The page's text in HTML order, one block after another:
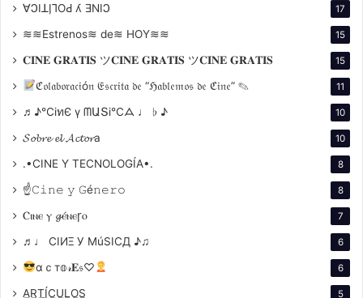
cinematográficas a partir de diversos focos sobre
realizadores actuales que de otra manera no llegarían
a las salas. Se trata de una sección clave para valorar
obras en función de su herencia cultural para el cine
del presente y del futuro.
Una cuarta sección se concentra en
las Restauraciones
cinematográfico nacional e internacional que es
∀ϽIꓕI̗⅂OԀ ʎ ƎNIϽ 17
≋≋Estrenos≋ de≋ HOY≋≋ 15
𝐂𝐈𝐍𝐄 𝐆𝐑𝐀𝐓𝐈𝐒 ツ𝐂𝐈𝐍𝐄 𝐆𝐑𝐀𝐓𝐈𝐒 ツ𝐂𝐈𝐍𝐄 𝐆𝐑𝐀𝐓𝐈𝐒 15
ℭ𝔬𝔩𝔞𝔟𝔬𝔯𝔞𝔠𝔦ó𝔫 𝔈𝔰𝔠𝔯𝔦𝔱𝔞 𝔡𝔢 “ℌ𝔞𝔟𝔩𝔢𝔪𝔬𝔰 𝔡𝔢 ℭ𝔦𝔫𝔢” ✎ 11
♬♪℃іทЄ ү ᗰԱՏі℃ᗋ ♩ ♭ ♪ 10
𝓢𝓸𝓫𝓻𝓮 𝓮𝓵 𝓐𝓬𝓽𝓸𝓻a 10
.•CINE Y TECNOLOGÍA•. 8
☝𝙲𝚒𝚗𝚎 𝚢 𝙶é𝚗𝚎𝚛𝚘 8
Ⲥⲓⲛⲉ ⲩ 𝓰ⲉ́ⲛⲉꞅⲟ 7
♬♩ CIИΞ У MúSICД ♪♫ 6
αｃт𝕠𝓇𝐄𝔰♡ 6
A̳R̳T̳Í̳C̳U̳L̳O̳S̳ 5